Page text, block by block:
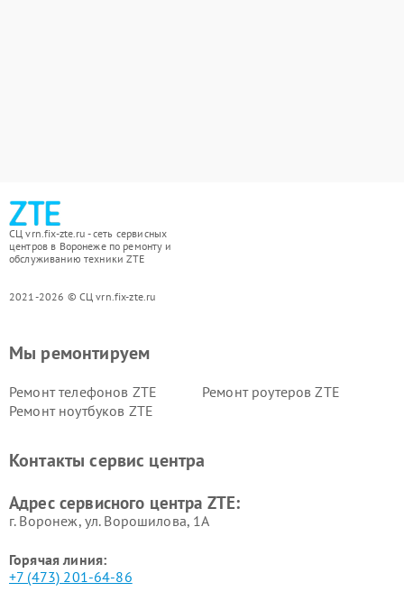
СЦ vrn.fix-zte.ru - сеть сервисных
центров в Воронеже по ремонту и
обслуживанию техники ZTE
2021-2026 © СЦ vrn.fix-zte.ru
Мы ремонтируем
Ремонт телефонов ZTE
Ремонт роутеров ZTE
Ремонт ноутбуков ZTE
Контакты сервис центра
Адрес сервисного центра ZTE:
г. Воронеж, ул. Ворошилова, 1А
Горячая линия:
+7 (473) 201-64-86